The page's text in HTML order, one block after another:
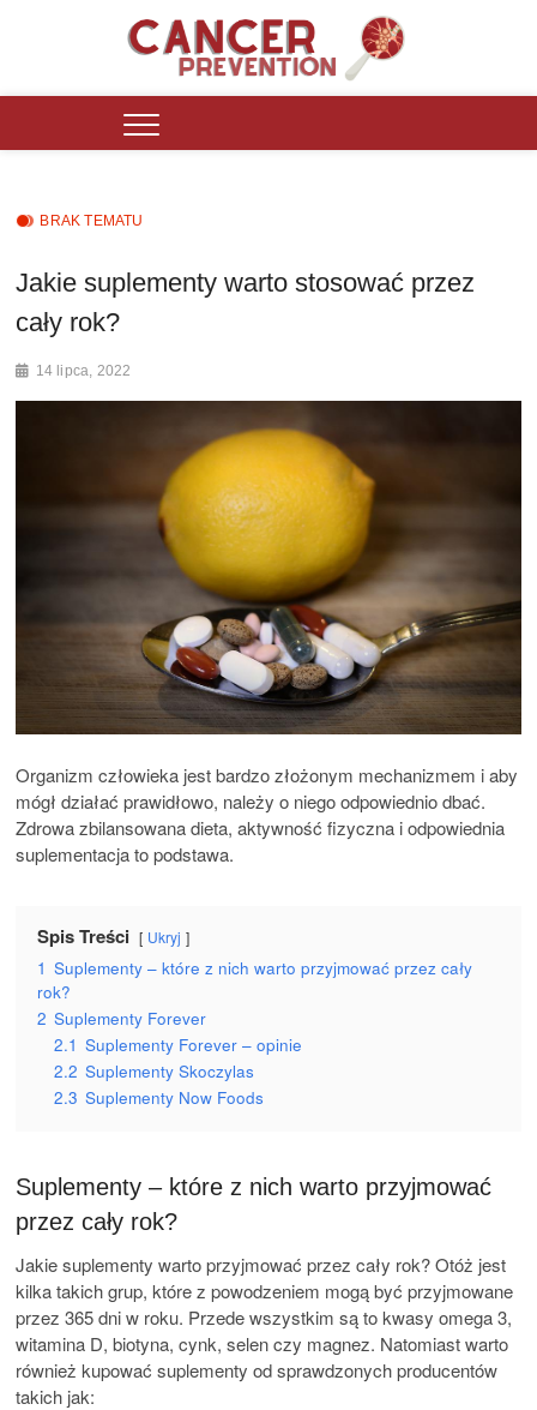
Cancer Prevention Polska
PORTAL INFORMACYJNY DZIAŁAJĄCY OD 2016 ROKU DLA OSÓB
ZMAGAJĄCYCH SIĘ Z PROBLEMAMI ZDROWOTNYMI.
BRAK TEMATU
Jakie suplementy warto stosować przez
cały rok?
14 lipca, 2022
Organizm człowieka jest bardzo złożonym mechanizmem i aby
mógł działać prawidłowo, należy o niego odpowiednio dbać.
Zdrowa zbilansowana dieta, aktywność fizyczna i odpowiednia
suplementacja to podstawa.
Spis Treści Ukryj
1 Suplementy – które z nich warto przyjmować przez cały
rok?
2 Suplementy Forever
2.1 Suplementy Forever – opinie
2.2 Suplementy Skoczylas
2.3 Suplementy Now Foods
Suplementy – które z nich warto przyjmować
przez cały rok?
Jakie suplementy warto przyjmować przez cały rok? Otóż jest
kilka takich grup, które z powodzeniem mogą być przyjmowane
przez 365 dni w roku. Przede wszystkim są to kwasy omega 3,
witamina D, biotyna, cynk, selen czy magnez. Natomiast warto
również kupować suplementy od sprawdzonych producentów
takich jak: